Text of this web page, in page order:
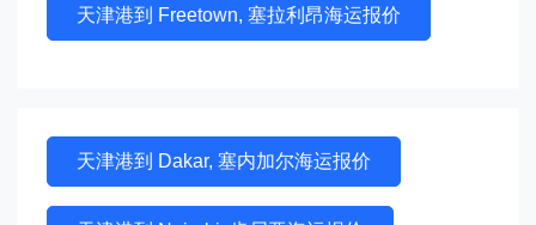
天津港到 Freetown, 塞拉利昂海运报价
天津港到 Dakar, 塞内加尔海运报价